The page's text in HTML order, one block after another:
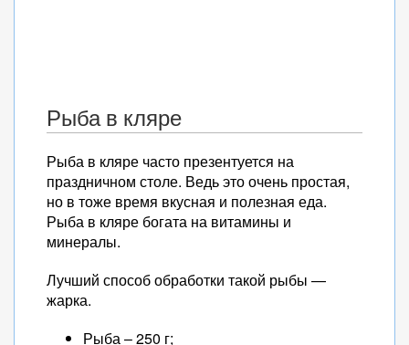
Рыба в кляре
Рыба в кляре часто презентуется на
праздничном столе. Ведь это очень простая,
но в тоже время вкусная и полезная еда.
Рыба в кляре богата на витамины и
минералы.
Лучший способ обработки такой рыбы —
жарка.
Рыба – 250 г;